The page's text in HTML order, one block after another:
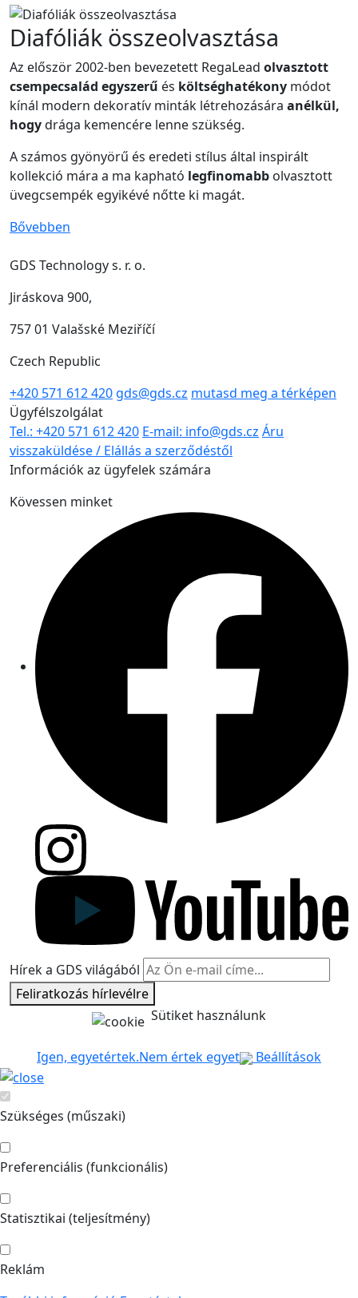
Diafóliák összeolvasztása
Az először 2002-ben bevezetett RegaLead olvasztott
csempecsalád egyszerű és költséghatékony módot
kínál modern dekoratív minták létrehozására anélkül,
hogydrága kemencére lenne szükség.
A számos gyönyörű és eredeti stílus által inspirált
kollekció mára a ma kapható legfinomabb olvasztott
üvegcsempék egyikévé nőtte ki magát.
Bővebben
GDS Technology s. r. o.
Jiráskova 900,
757 01 Valašské Meziříčí
Czech Republic
+420 571 612 420 gds@gds.cz mutasd meg a térképen
Ügyfélszolgálat
Tel.: +420 571 612 420 E-mail: info@gds.cz Áru
visszaküldése / Elállás a szerződéstől
Információk az ügyfelek számára
Kövessen minket
Hírek a GDS világából
Feliratkozás hírlevélre
Sütiket használunk
Igen, egyetértek.Nem értek egyet Beállítások
Szükséges (műszaki)
Preferenciális (funkcionális)
Statisztikai (teljesítmény)
Reklám